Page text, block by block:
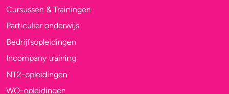
Cursussen & Trainingen
Particulier onderwijs
Bedrijfsopleidingen
Incompany training
NT2-opleidingen
WO-opleidingen